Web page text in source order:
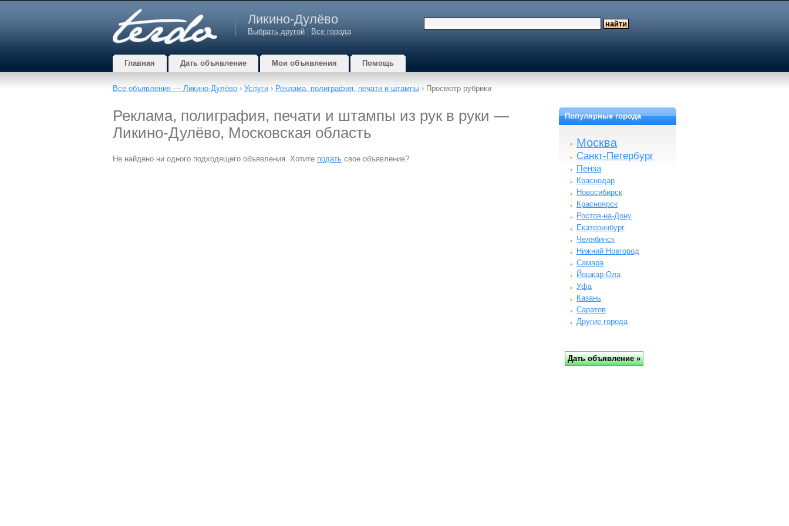
Ликино-Дулёво
Выбрать другой Все города
Главная Дать объявление Мои объявления Помощь
Все объявления — Ликино-Дулёво › Услуги › Реклама, полиграфия, печати и штампы › Просмотр рубрики
Реклама, полиграфия, печати и штампы из рук в руки —
Ликино-Дулёво, Московская область
Не найдено ни одного подходящего объявления. Хотите подать свое объявление?
Популярные города
Москва
Санкт-Петербург
Пенза
Краснодар
Новосибирск
Красноярск
Ростов-на-Дону
Екатеринбург
Челябинск
Нижний Новгород
Самара
Йошкар-Ола
Уфа
Казань
Саратов
Другие города